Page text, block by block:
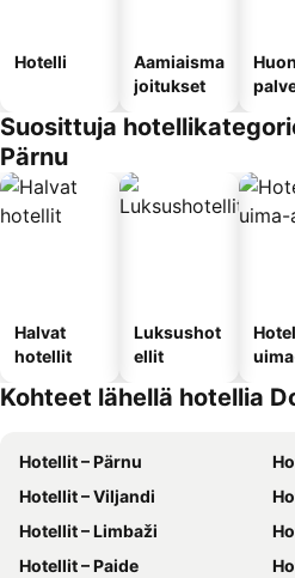
Hotelli
Aamiaisma
joitukset
Suosittuja
Pärnu
Halvat
hotellit
Luksushot
ellit
Kohteet lähellä hotellia
Hotellit – Pärnu
Hotellit – Viljandi
Hotellit – Limbaži
Hotellit – Paide